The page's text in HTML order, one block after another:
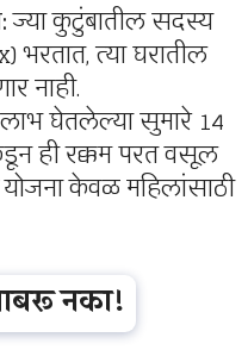
ज्या कुटुंबातील सदस्य
त्या घरातील
नाही.
घेतलेल्या सुमारे 14
ही रक्कम परत वसूल
केवळ महिलांसाठी
नका!